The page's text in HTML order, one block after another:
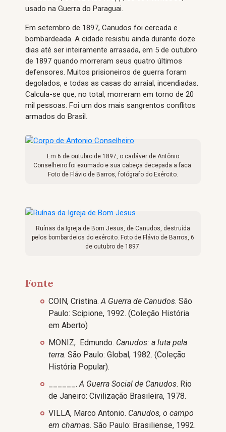
usado na Guerra do Paraguai.
Em setembro de 1897, Canudos foi cercada e
bombardeada. A cidade resistiu ainda durante doze
dias até ser inteiramente arrasada, em 5 de outubro
de 1897 quando morreram seus quatro últimos
defensores. Muitos prisioneiros de guerra foram
degolados, e todas as casas do arraial, incendiadas.
Calcula-se que, no total, morreram em torno de 20
mil pessoas. Foi um dos mais sangrentos conflitos
armados do Brasil.
Em 6 de outubro de 1897, o cadáver de Antônio
Conselheiro foi exumado e sua cabeça decepada a faca.
Foto de Flávio de Barros, fotógrafo do Exército.
Ruínas da Igreja de Bom Jesus, de Canudos, destruída
pelos bombardeios do exército. Foto de Flávio de Barros, 6
de outubro de 1897.
Fonte
COIN, Cristina.A Guerra de Canudos. São
Paulo: Scipione, 1992. (Coleção História
em Aberto)
MONIZ, Edmundo. Canudos: a luta pela
terra. São Paulo: Global, 1982. (Coleção
História Popular).
______.A Guerra Social de Canudos. Rio
de Janeiro: Civilização Brasileira, 1978.
VILLA, Marco Antonio. Canudos, o campo
em chamas. São Paulo: Brasiliense, 1992.